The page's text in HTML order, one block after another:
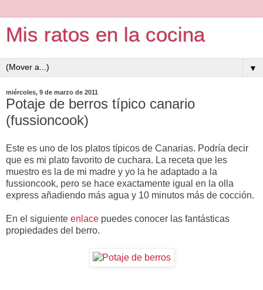
Mis ratos en la cocina
▼
miércoles, 9 de marzo de 2011
Potaje de berros típico canario
(fussioncook)
Este es uno de los platos típicos de Canarias. Podría decir
que es mi plato favorito de cuchara. La receta que les
muestro es la de mi madre y yo la he adaptado a la
fussioncook, pero se hace exactamente igual en la olla
express añadiendo más agua y 10 minutos más de cocción.
En el siguiente enlace puedes conocer las fantásticas
propiedades del berro.